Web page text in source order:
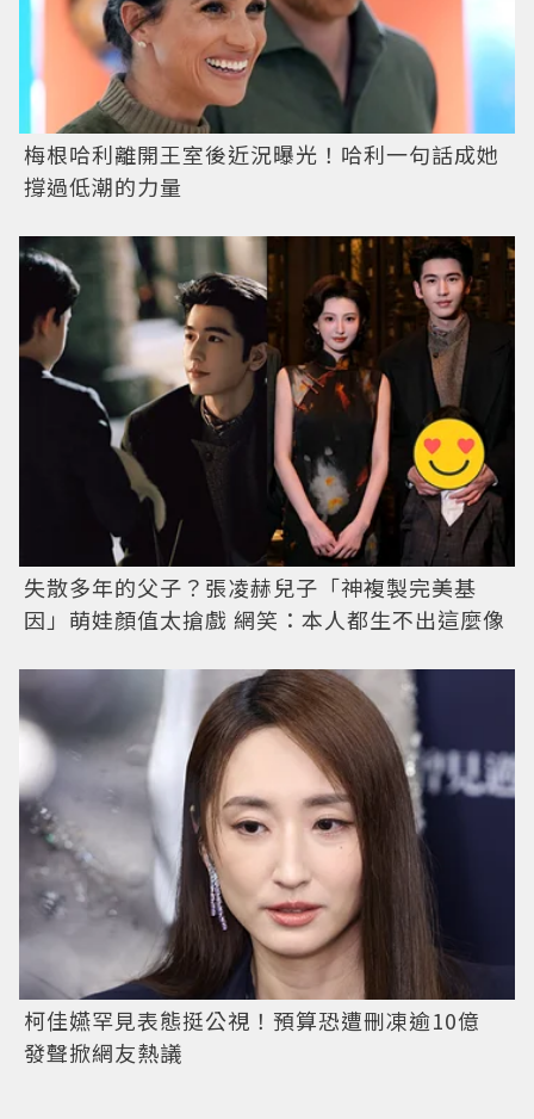
梅根哈利離開王室後近況曝光！哈利一句話成她
撐過低潮的力量
失散多年的父子？張凌赫兒子「神複製完美基
因」萌娃顏值太搶戲 網笑：本人都生不出這麼像
柯佳嬿罕見表態挺公視！預算恐遭刪凍逾10億
發聲掀網友熱議